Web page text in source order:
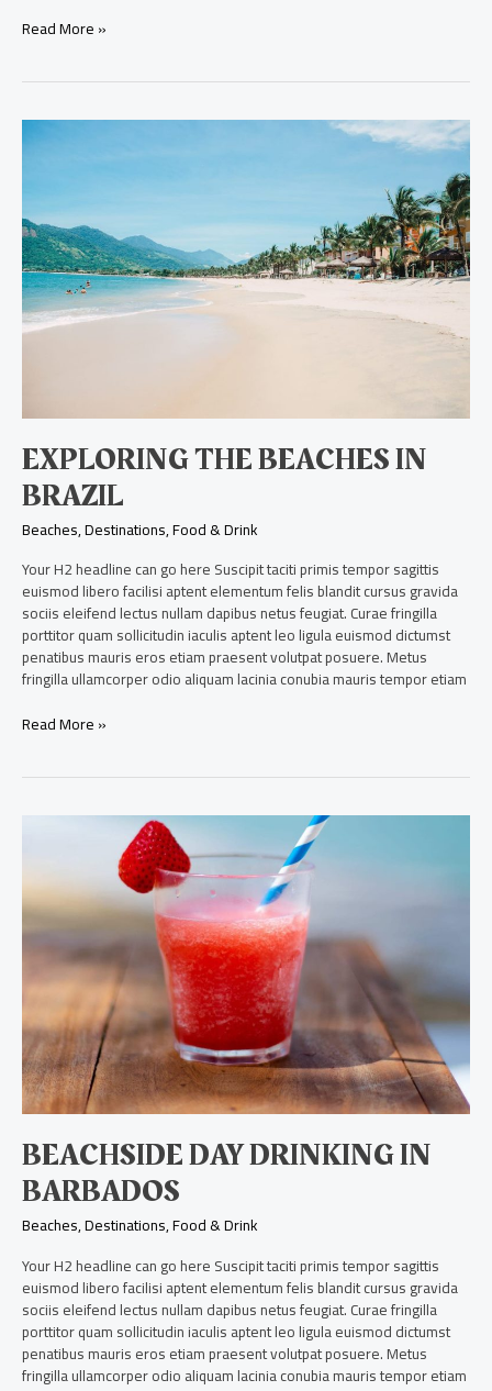
Read More »
EXPLORING THE BEACHES IN
BRAZIL
Beaches,Destinations,Food & Drink
Your H2 headline can go here Suscipit taciti primis tempor sagittis
euismod libero facilisi aptent elementum felis blandit cursus gravida
sociis eleifend lectus nullam dapibus netus feugiat. Curae fringilla
porttitor quam sollicitudin iaculis aptent leo ligula euismod dictumst
penatibus mauris eros etiam praesent volutpat posuere. Metus
fringilla ullamcorper odio aliquam lacinia conubia mauris tempor etiam
Exploring
the
in
Brazil
Read More »
BEACHSIDE DAY DRINKING IN
BARBADOS
Beaches,Destinations,Food & Drink
Your H2 headline can go here Suscipit taciti primis tempor sagittis
euismod libero facilisi aptent elementum felis blandit cursus gravida
sociis eleifend lectus nullam dapibus netus feugiat. Curae fringilla
porttitor quam sollicitudin iaculis aptent leo ligula euismod dictumst
penatibus mauris eros etiam praesent volutpat posuere. Metus
fringilla ullamcorper odio aliquam lacinia conubia mauris tempor etiam
in
Barbados